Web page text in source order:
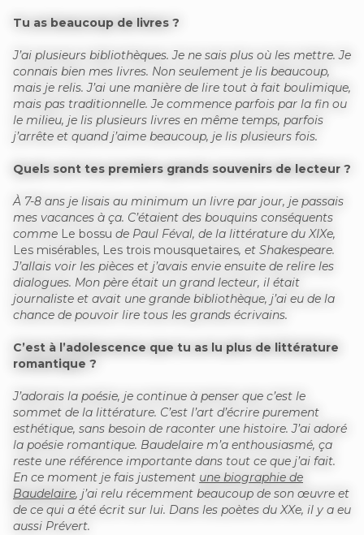
Tu as beaucoup de livres ?
J’ai plusieurs bibliothèques. Je ne sais plus où les mettre. Je
connais bien mes livres. Non seulement je lis beaucoup,
mais je relis. J’ai une manière de lire tout à fait boulimique,
mais pas traditionnelle. Je commence parfois par la fin ou
le milieu, je lis plusieurs livres en même temps, parfois
j’arrête et quand j’aime beaucoup, je lis plusieurs fois.
Quels sont tes premiers grands souvenirs de lecteur ?
À 7-8 ans je lisais au minimum un livre par jour, je passais
mes vacances à ça. C’étaient des bouquins conséquents
comme Le bossu de Paul Féval, de la littérature du XIXe,
Les misérables, Les trois mousquetaires, et Shakespeare.
J’allais voir les pièces et j’avais envie ensuite de relire les
dialogues. Mon père était un grand lecteur, il était
journaliste et avait une grande bibliothèque, j’ai eu de la
chance de pouvoir lire tous les grands écrivains.
C’est à l’adolescence que tu as lu plus de littérature
romantique ?
J’adorais la poésie, je continue à penser que c’est le
sommet de la littérature. C’est l’art d’écrire purement
esthétique, sans besoin de raconter une histoire. J’ai adoré
la poésie romantique. Baudelaire m’a enthousiasmé, ça
reste une référence importante dans tout ce que j’ai fait.
En ce moment je fais justement une biographie de
Baudelaire, j’ai relu récemment beaucoup de son œuvre et
de ce qui a été écrit sur lui. Dans les poètes du XXe, il y a eu
aussi Prévert.